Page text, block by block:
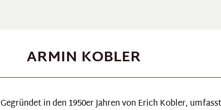
ARMIN KOBLER
Gegründet in den 1950er Jahren von Erich Kobler,